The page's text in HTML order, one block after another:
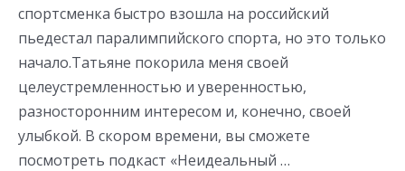
спортсменка быстро взошла на российский
пьедестал паралимпийского спорта, но это только
начало.Татьяне покорила меня своей
целеустремленностью и уверенностью,
разносторонним интересом и, конечно, своей
улыбкой. В скором времени, вы сможете
посмотреть подкаст «Неидеальный …